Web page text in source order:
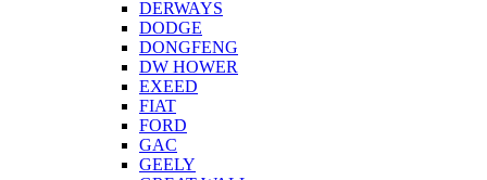
DERWAYS
DODGE
DONGFENG
DW HOWER
EXEED
FIAT
FORD
GAC
GEELY